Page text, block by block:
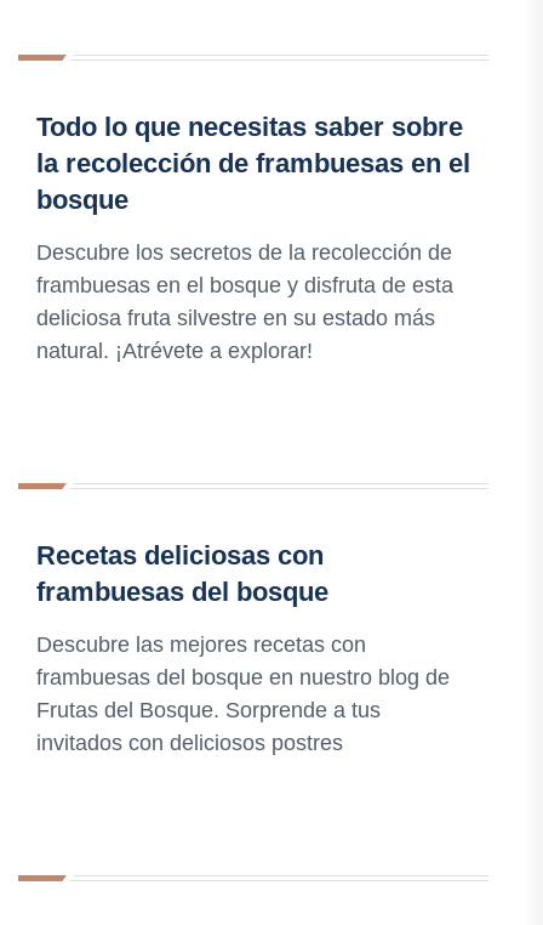
Todo lo que necesitas saber sobre
la recolección de frambuesas en el
bosque
Descubre los secretos de la recolección de
frambuesas en el bosque y disfruta de esta
deliciosa fruta silvestre en su estado más
natural. ¡Atrévete a explorar!
Recetas deliciosas con
frambuesas del bosque
Descubre las mejores recetas con
frambuesas del bosque en nuestro blog de
Frutas del Bosque. Sorprende a tus
invitados con deliciosos postres